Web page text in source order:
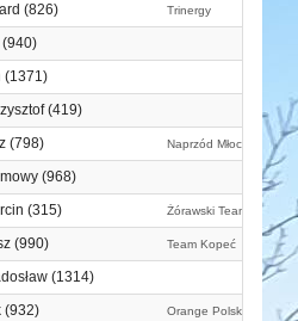
(826) Trinergy
(940)
(1371)
(419)
(798) Naprzód Młociny
(968)
(315) Żórawski Team
(990) Team Kopeć
(1314)
(932) Orange Polska